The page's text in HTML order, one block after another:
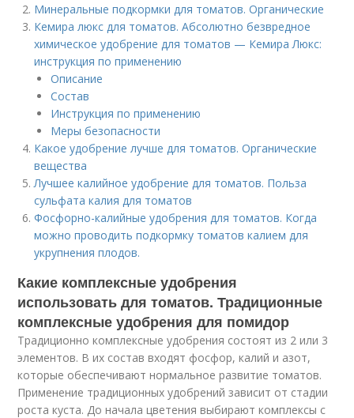
Минеральные подкормки для томатов. Органические
Кемира люкс для томатов. Абсолютно безвредное
химическое удобрение для томатов — Кемира Люкс:
инструкция по применению
Описание
Состав
Инструкция по применению
Меры безопасности
Какое удобрение лучше для томатов. Органические
вещества
Лучшее калийное удобрение для томатов. Польза
сульфата калия для томатов
Фосфорно-калийные удобрения для томатов. Когда
можно проводить подкормку томатов калием для
укрупнения плодов.
Какие комплексные удобрения
использовать для томатов. Традиционные
комплексные удобрения для помидор
Традиционно комплексные удобрения состоят из 2 или 3
элементов. В их состав входят фосфор, калий и азот,
которые обеспечивают нормальное развитие томатов.
Применение традиционных удобрений зависит от стадии
роста куста. До начала цветения выбирают комплексы с